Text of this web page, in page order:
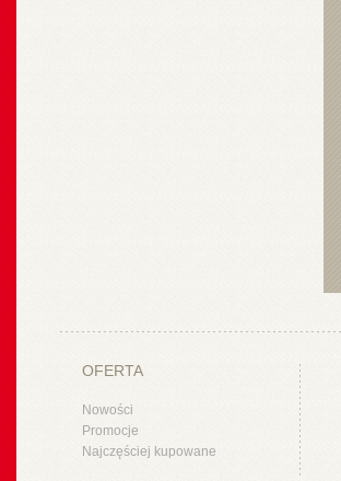
OFERTA
Nowości
Promocje
Najczęściej kupowane